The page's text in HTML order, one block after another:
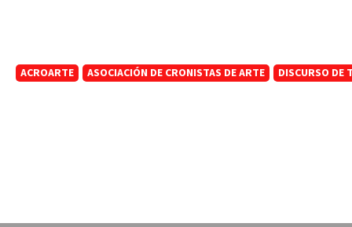
ACROARTE ASOCIACIÓN DE CRONISTAS DE ARTE DISCURSO DE